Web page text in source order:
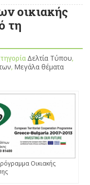
οικιακής
τη
Δελτία Τύπου,
, Μεγάλα θέματα
Οικιακής